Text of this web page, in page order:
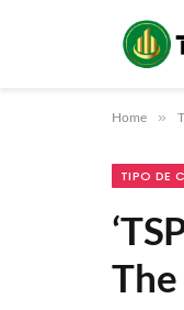
Home »
TIPO DE